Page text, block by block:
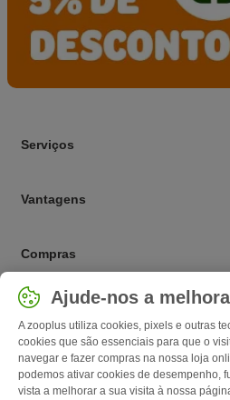
Serviços
Vantagens
Compras
Selecionar país
Portugal / PT
Follow zooplus
Ajude-nos a
A zooplus utiliza cookies, pixels e outras
cookies que são essenciais para que o
navegar e fazer compras na nossa loja
podemos ativar cookies de desempenho,
vista a melhorar a sua visita à nossa